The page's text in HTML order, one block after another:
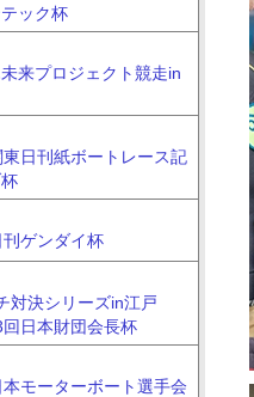
ック杯
来プロジェクト競走in
日刊紙ボートレース記
ゲンダイ杯
対決シリーズin江戸
回日本財団会長杯
モーターボート選手会